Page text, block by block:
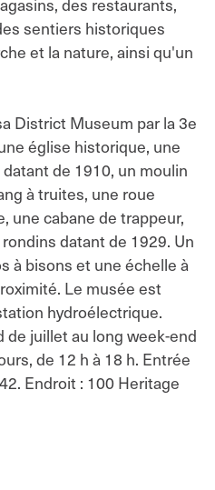
sentiers historiques
et la nature, ainsi qu'un
District Museum par la 3e
église historique, une
de 1910, un moulin
à truites, une roue
une cabane de trappeur,
datant de 1929. Un
à bisons et une échelle à
Le musée est
hydroélectrique.
juillet au long week-end
de 12 h à 18 h. Entrée
Endroit : 100 Heritage